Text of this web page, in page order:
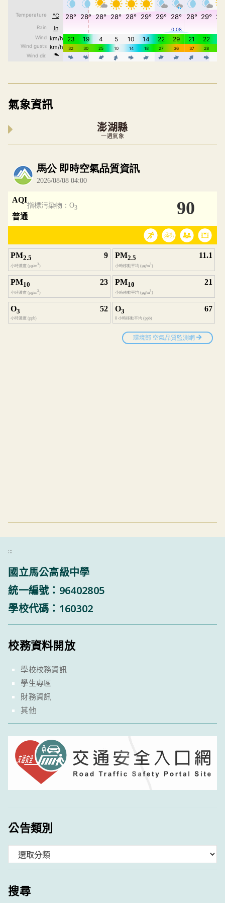
氣象資訊
澎湖縣
一週氣象
內嵌空氣品質小工具為視覺預覽，完整即時空
:::
國立馬公高級中學
統一編號：96402805
學校代碼：160302
校務資料開放
學校校務資訊
學生專區
財務資訊
其他
公告類別
類
搜尋